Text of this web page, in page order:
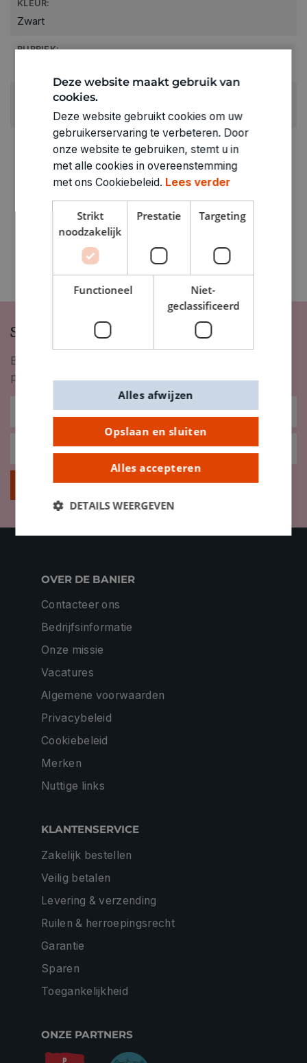
KLEUR:
Zwart
RUBRIEK:
GEWICHT
ARTIKELNUMMER
Schrijf je in op onze nieuwsbrief
Blijf op de hoogte van nieuwigheden, inspiratie,
promoties en meer!
Inschrijven
OVER DE BANIER
Contacteer ons
Bedrijfsinformatie
Onze missie
Vacatures
Algemene voorwaarden
Privacybeleid
Cookiebeleid
Merken
Nuttige links
KLANTENSERVICE
Zakelijk bestellen
Veilig betalen
Levering & verzending
Ruilen & herroepingsrecht
Garantie
Sparen
Toegankelijkheid
ONZE PARTNERS
Deze website maakt gebruik van
cookies.
Deze website gebruikt cookies om uw
gebruikerservaring te verbeteren. Door
onze website te gebruiken, stemt u in
met alle cookies in overeenstemming
met ons Cookiebeleid. Lees verder
Strikt
noodzakelijk
Prestatie Targeting
Functioneel
Niet-
geclassificeerd
Opslaan en sluiten
Alles accepteren
Alles afwijzen
DETAILS WEERGEVEN